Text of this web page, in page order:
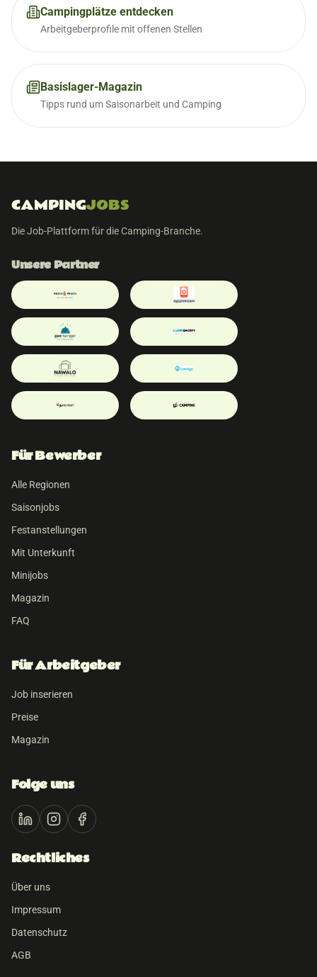
Campingplätze entdecken
Arbeitgeberprofile mit offenen Stellen
Basislager-Magazin
Tipps rund um Saisonarbeit und Camping
CAMPINGJOBS
Die Job-Plattform für die Camping-Branche.
Unsere Partner
Für Bewerber
Alle Regionen
Saisonjobs
Festanstellungen
Mit Unterkunft
Minijobs
Magazin
FAQ
Für Arbeitgeber
Job inserieren
Preise
Magazin
Folge uns
Rechtliches
Über uns
Impressum
Datenschutz
AGB